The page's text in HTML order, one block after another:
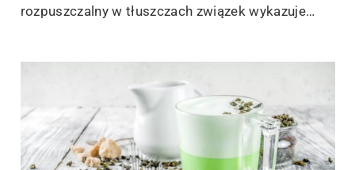
rozpuszczalny w tłuszczach związek wykazuje…